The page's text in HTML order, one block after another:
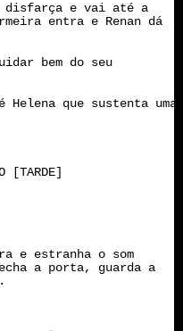
disfarça e vai até a
entra e Renan dá
bem do seu
que sustenta uma
[TARDE]
e estranha o som
a porta, guarda a